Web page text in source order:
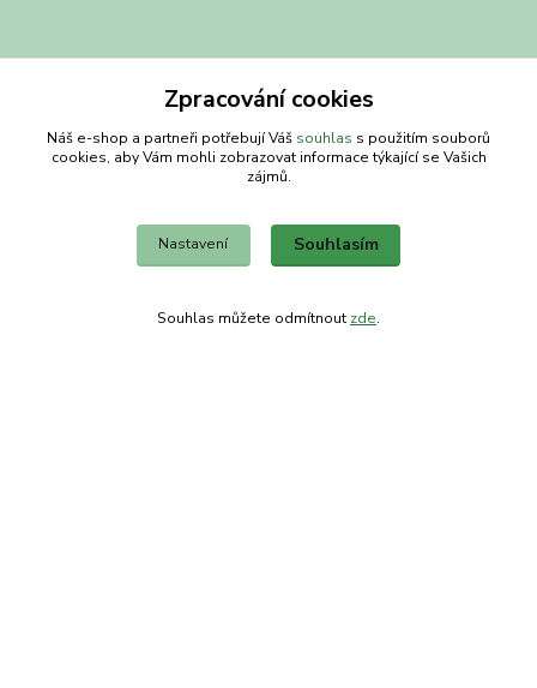
Obchodní dům-splněný sen
Zpracování cookies
Náš e-shop a partneři potřebují Váš souhlas s použitím souborů
cookies, aby Vám mohli zobrazovat informace týkající se Vašich
zájmů.
Nastavení Souhlasím
Souhlas můžete odmítnout zde.